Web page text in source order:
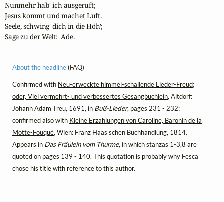
Nunmehr hab' ich ausgeruft;
Jesus kommt und machet Luft.
Seele, schwing' dich in die Höh';
Sage zu der Welt:  Ade.
About the headline(FAQ)
Confirmed with Neu-erweckte himmel-schallende Lieder-Freud;
oder, Viel vermehrt- und verbessertes Gesangbüchlein, Altdorf:
Johann Adam Treu, 1691, in Buß-Lieder, pages 231 - 232;
confirmed also with Kleine Erzählungen von Caroline, Baronin de la
Motte-Fouqué, Wien: Franz Haas'schen Buchhandlung, 1814.
Appears in Das Fräulein vom Thurme, in which stanzas 1-3,8 are
quoted on pages 139 - 140. This quotation is probably why Fesca
chose his title with reference to this author.